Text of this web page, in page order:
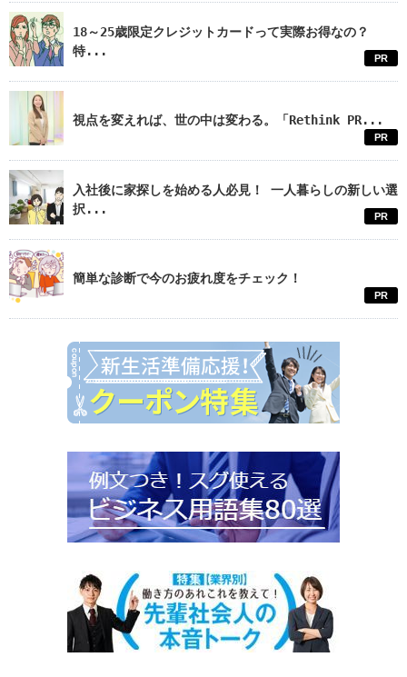
18～25歳限定クレジットカードって実際お得なの？
特...
PR
視点を変えれば、世の中は変わる。「Rethink PR...
PR
入社後に家探しを始める人必見！ 一人暮らしの新しい選
択...
PR
簡単な診断で今のお疲れ度をチェック！
PR